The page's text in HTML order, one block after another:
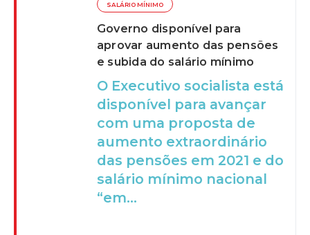
SALÁRIO MÍNIMO
Governo disponível para
aprovar aumento das pensões
e subida do salário mínimo
O Executivo socialista está
disponível para avançar
com uma proposta de
aumento extraordinário
das pensões em 2021 e do
salário mínimo nacional
“em...